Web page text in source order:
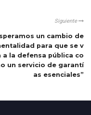
Siguiente
un cambio de
para que se v
a la defensa pública co
un servicio de garantí
as esenciales”